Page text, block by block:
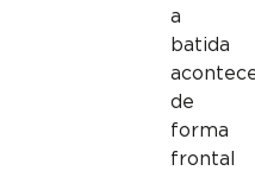
a
batida
de
forma
frontal